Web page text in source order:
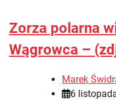
Zorza polarna
Wągrowca –
Marek
6